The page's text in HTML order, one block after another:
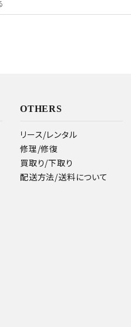
OTHERS
リース/レンタル
修理/修復
買取り/下取り
配送方法/送料について